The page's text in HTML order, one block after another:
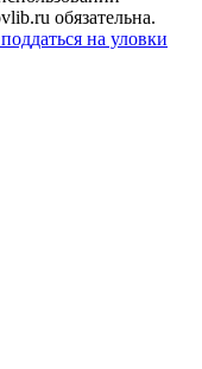
обязательна.
на уловки